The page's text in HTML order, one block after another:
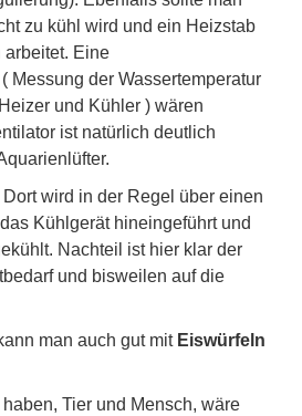
zu kühl wird und ein Heizstab
arbeitet. Eine
Messung der Wassertemperatur
und Kühler ) wären
ist natürlich deutlich
Dort wird in der Regel über einen
Kühlgerät hineingeführt und
Nachteil ist hier klar der
und bisweilen auf die
man auch gut mit Eiswürfeln
Tier und Mensch, wäre